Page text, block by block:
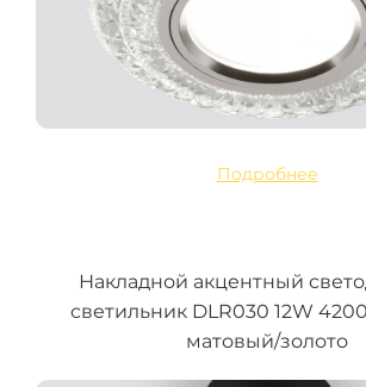
Подробнее
Накладной акцентный
светильник DLR030 12W
матовый/золото